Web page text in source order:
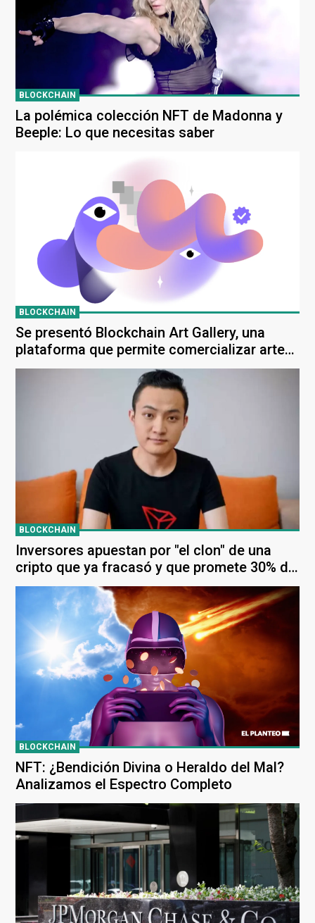
BLOCKCHAIN
La polémica colección NFT de Madonna y
Beeple: Lo que necesitas saber
BLOCKCHAIN
Se presentó Blockchain Art Gallery, una
plataforma que permite comercializar arte
digital
BLOCKCHAIN
Inversores apuestan por "el clon" de una
cripto que ya fracasó y que promete 30% de
rendimiento
BLOCKCHAIN
NFT: ¿Bendición Divina o Heraldo del Mal?
Analizamos el Espectro Completo